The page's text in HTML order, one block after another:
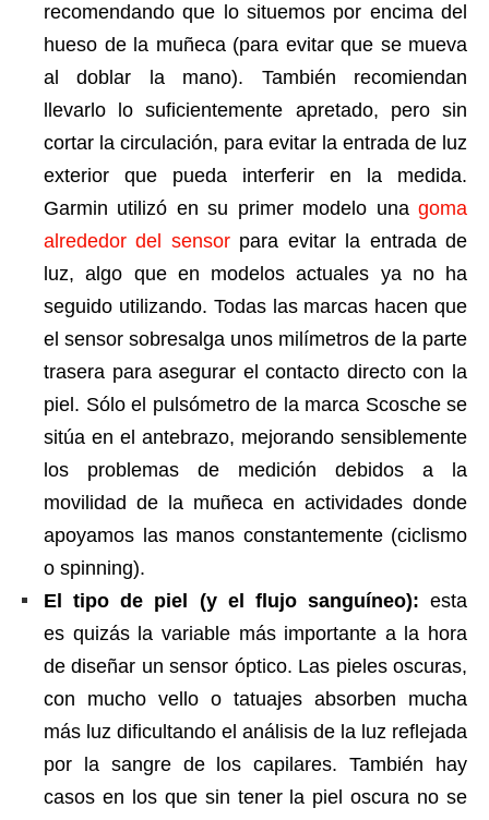
recomendando que lo situemos por encima del
hueso de la muñeca (para evitar que se mueva
al doblar la mano). También recomiendan
llevarlo lo suficientemente apretado, pero sin
cortar la circulación, para evitar la entrada de luz
exterior que pueda interferir en la medida.
Garmin utilizó en su primer modelo una goma
alrededor del sensorpara evitar la entrada de
luz, algo que en modelos actuales ya no ha
seguido utilizando. Todas las marcas hacen que
el sensor sobresalga unos milímetros de la parte
trasera para asegurar el contacto directo con la
piel. Sólo el pulsómetro de la marca Scosche se
sitúa en el antebrazo, mejorando sensiblemente
los problemas de medición debidos a la
movilidad de la muñeca en actividades donde
apoyamos las manos constantemente (ciclismo
o spinning).
El tipo de piel (y el flujo sanguíneo): esta
es quizás la variable más importante a la hora
de diseñar un sensor óptico. Las pieles oscuras,
con mucho vello o tatuajes absorben mucha
más luz dificultando el análisis de la luz reflejada
por la sangre de los capilares. También hay
casos en los que sin tener la piel oscura no se